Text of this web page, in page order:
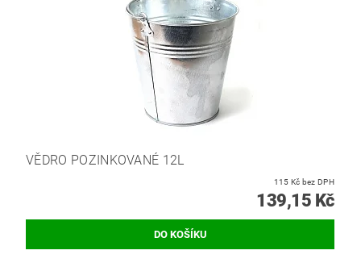
VĚDRO POZINKOVANÉ 12L
115 Kč bez DPH
139,15 Kč